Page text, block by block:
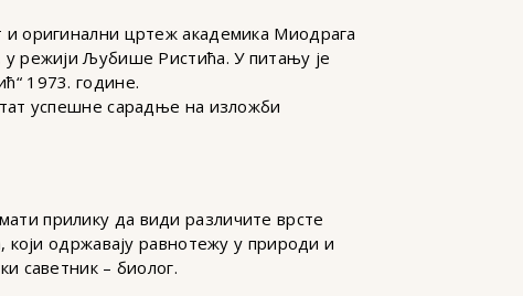
оригинални цртеж академика Миодрага
режији Љубише Ристића. У питању је
1973. године.
успешне сарадње на изложби
прилику да види различите врсте
одржавају равнотежу у природи и
саветник – биолог.